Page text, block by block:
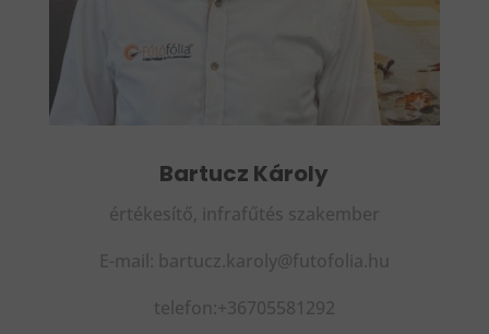
Bartucz Károly
értékesítő, infrafűtés szakember
E-mail: bartucz.karoly@futofolia.hu
telefon:+36705581292